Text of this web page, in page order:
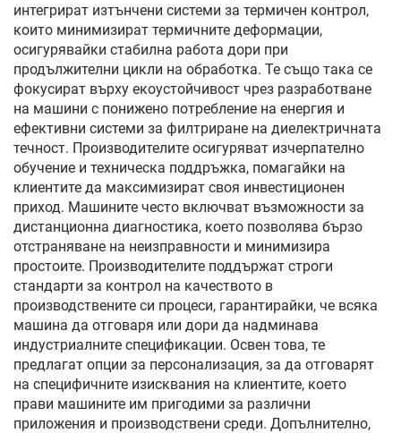
интегрират изтънчени системи за термичен контрол,
които минимизират термичните деформации,
осигурявайки стабилна работа дори при
продължителни цикли на обработка. Те също така се
фокусират върху екоустойчивост чрез разработване
на машини с пониженo потребление на енергия и
ефективни системи за филтриране на диелектричната
течност. Производителите осигуряват изчерпателно
обучение и техническа поддръжка, помагайки на
клиентите да максимизират своя инвестиционен
приход. Машините често включват възможности за
дистанционна диагностика, което позволява бързо
отстраняване на неизправности и минимизира
простоите. Производителите поддържат строги
стандарти за контрол на качеството в
производствените си процеси, гарантирайки, че всяка
машина да отговаря или дори да надминава
индустриалните спецификации. Освен това, те
предлагат опции за персонализация, за да отговарят
на специфичните изисквания на клиентите, което
прави машините им пригодими за различни
приложения и производствени среди. Допълнително,